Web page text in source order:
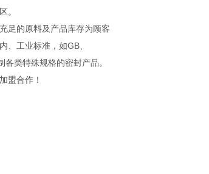
区。
足的原料及产品库存为顾客
、工业标准，如GB、
类特殊规格的密封产品。
盟合作！